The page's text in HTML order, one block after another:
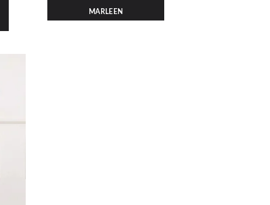
MARLEEN